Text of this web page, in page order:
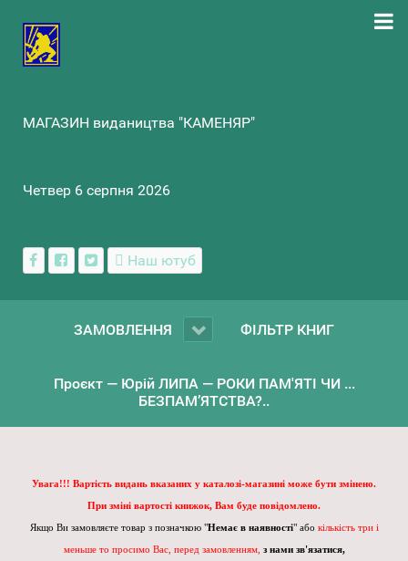
МАГАЗИН видаництва "КАМЕНЯР"
Четвер 6 серпня 2026
Наш ютуб
ЗАМОВЛЕННЯ ФІЛЬТР КНИГ
Проєкт — Юрій ЛИПА — РОКИ ПАМ'ЯТІ ЧИ ...
БЕЗПАМ’ЯТСТВА?..
Увага!!! Вартість видань вказаних у каталозі-магазині може бути змінено.
При зміні вартості книжок, Вам буде повідомлено.
Якщо Ви замовляєте товар з позначкою "Немає в наявності" або кількість три і
меньше то просимо Вас, перед замовленням, з нами зв'язатися,